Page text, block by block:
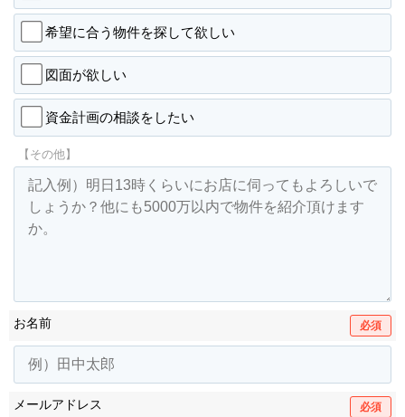
希望に合う物件を探して欲しい
図面が欲しい
資金計画の相談をしたい
【その他】
お名前 必須
メールアドレス 必須